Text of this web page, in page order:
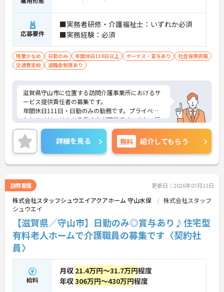
応募要件
■実務者研修・介護福祉士：いずれか必須
■実務経験：必須
残業少なめ 日勤のみ 年間休日110日以上 ボーナス・賞与あり
社会保険完備
交通費支給
退職金制度あり
滋賀県守山市に位置する訪問介護事業所におけるサ
ービス提供責任者の募集です。
年間休日111日・日勤のみの勤務です。プライベー
トとのメリハリのある働き方が可能です。また、福
利厚生が充実しています。働きやすい環境が整って
おり、安心して長くご勤務いただけます。
ご興味のある方には、面接対策ポイントなど、さら
に詳細をご案内しますのでお気軽にご相談くださ
い！
詳細を見る 無料 紹介してもらう
訪問看護 更新日：2026年07月23日
株式会社スタッフシュウエイアクアホーム 守山水保
株式会社スタッフ
シュウエイ
【滋賀県／守山市】日勤のみ◎賞与あり♪住宅型
有料老人ホームで介護職員の募集です〈契約社
員〉
給料
月収 21.4万円～31.7万円程度
年収306万円～430万円程度